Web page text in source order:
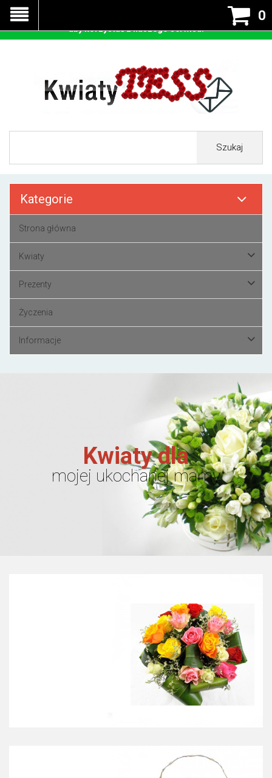
0
Szukaj
Kategorie
Strona główna
Kwiaty
Prezenty
Życzenia
Informacje
Kwiaty dla
mojej ukochanej mamy
Nasza strona korzysta z cookies - czyli tzw ciastek w celu
prawidłowego działania. Zaakceptuj przyjmowanie cookies
aby korzystać z naszego serwisu.